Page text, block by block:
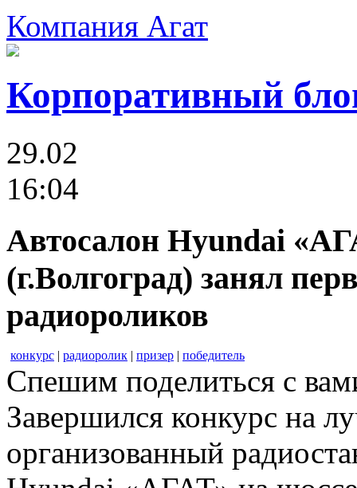
Компания Агат
Корпоративный
29.02
16:04
Автосалон Hyundai
(г.Волгоград) занял
радиороликов
конкурс | радиоролик | призер | победитель
Спешим поделиться с
Завершился конкурс на
организованный